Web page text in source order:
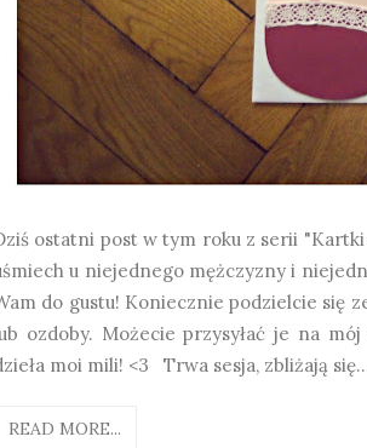
ostatni post w tym roku z serii "Kartki
u niejednego mężczyzny i
do gustu! Koniecznie podzielcie się
ozdoby. Możecie przysyłać je na
moi mili! <3 Trwa sesja, zbliżają
READ MORE...